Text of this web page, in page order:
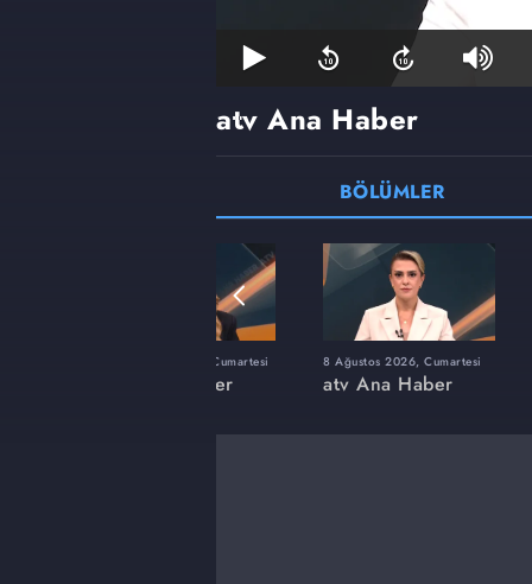
atv Ana Haber
BÖLÜMLER
25 Temmuz 2026, Cumartesi
atv Ana Haber
8 Ağustos 2026, Cumartesi
atv Ana Haber